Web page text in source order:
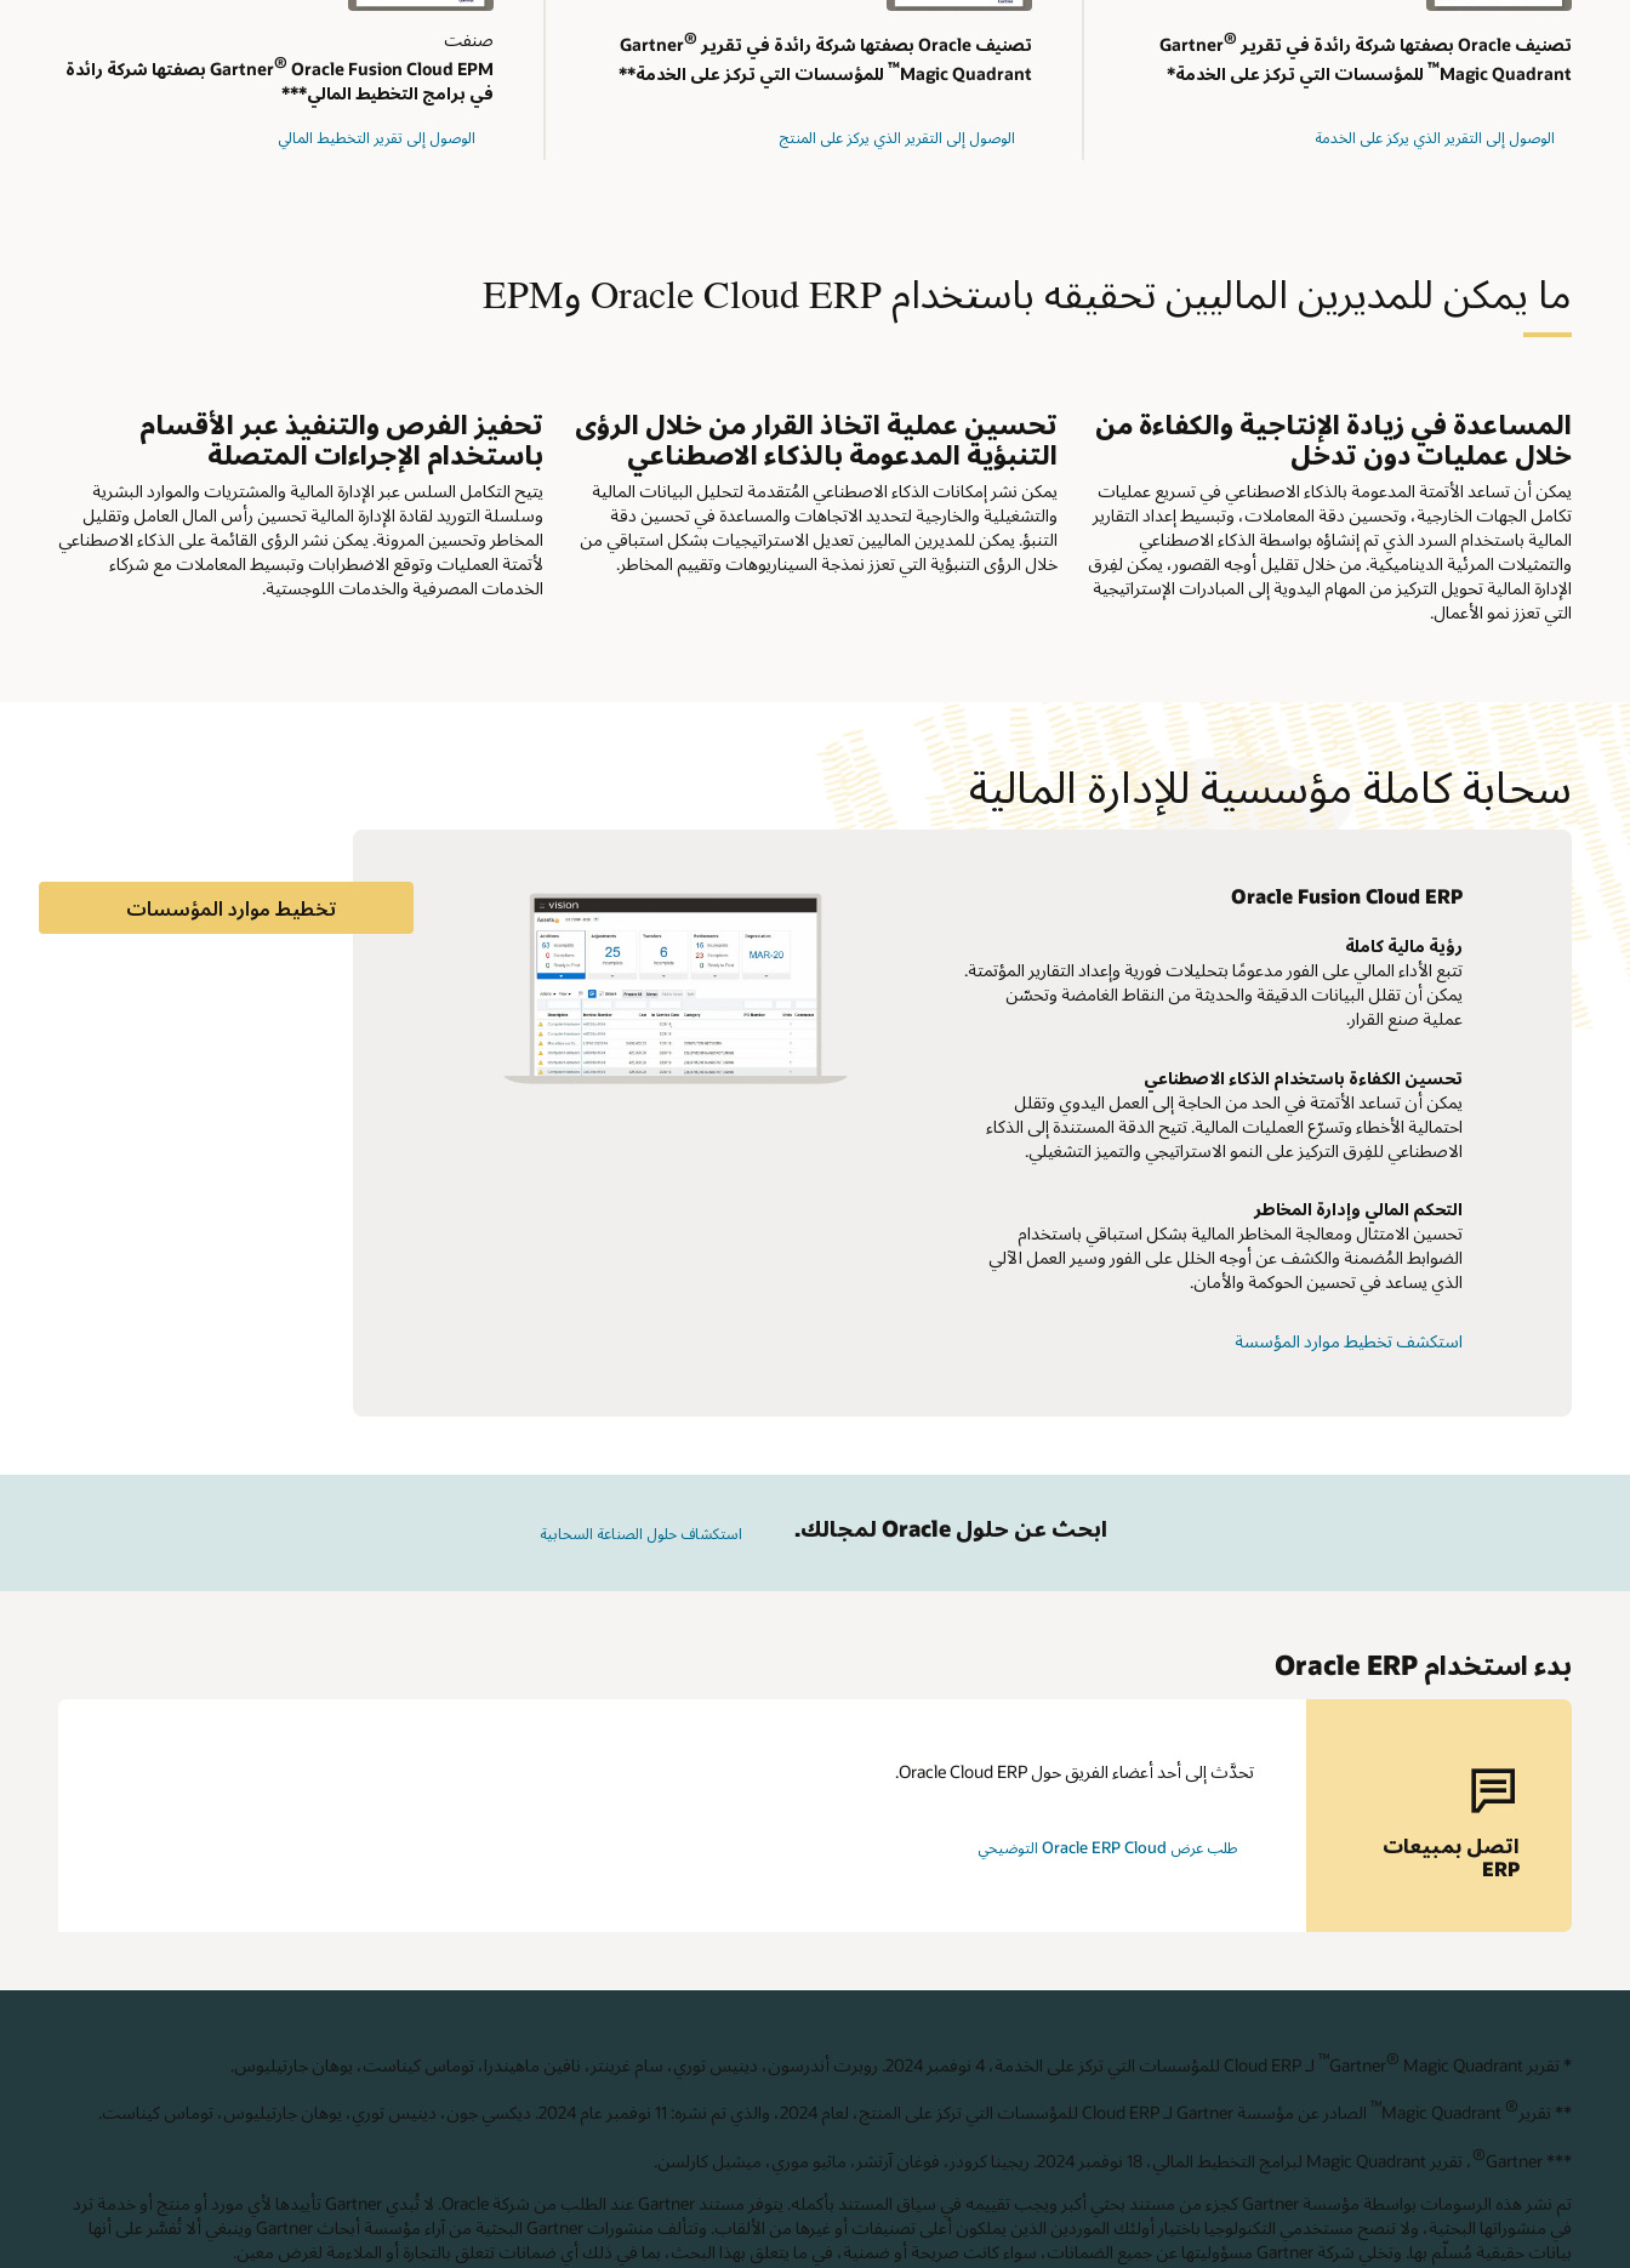
تصنيف Oracle بصفتها شركة رائدة في تقرير Gartner ®
Magic Quadrant
™ للمؤسسات التي تركز على الخدمة*
الوصول إلى التقرير الذي يركز على الخدمة
تصنيف Oracle بصفتها شركة رائدة في تقرير Gartner ®
Magic Quadrant
™ للمؤسسات التي تركز على الخدمة**
الوصول إلى التقرير الذي يركز على المنتج
صنفت
Gartner®
Oracle Fusion Cloud EPM بصفتها شركة رائدة
في برامج التخطيط المالي***
الوصول إلى تقرير التخطيط المالي
ما يمكن للمديرين الماليين تحقيقه باستخدام Oracle Cloud ERP وEPM
المساعدة في زيادة الإنتاجية والكفاءة من
خلال عمليات دون تدخل
يمكن أن تساعد الأتمتة المدعومة بالذكاء الاصطناعي في تسريع عمليات
تكامل الجهات الخارجية، وتحسين دقة المعاملات، وتبسيط إعداد التقارير
المالية باستخدام السرد الذي تم إنشاؤه بواسطة الذكاء الاصطناعي
والتمثيلات المرئية الديناميكية. من خلال تقليل أوجه القصور، يمكن لفِرق
الإدارة المالية تحويل التركيز من المهام اليدوية إلى المبادرات الإستراتيجية
التي تعزز نمو الأعمال.
تحسين عملية اتخاذ القرار من خلال الرؤى
التنبؤية المدعومة بالذكاء الاصطناعي
يمكن نشر إمكانات الذكاء الاصطناعي المُتقدمة لتحليل البيانات المالية
والتشغيلية والخارجية لتحديد الاتجاهات والمساعدة في تحسين دقة
التنبؤ. يمكن للمديرين الماليين تعديل الاستراتيجيات بشكل استباقي من
خلال الرؤى التنبؤية التي تعزز نمذجة السيناريوهات وتقييم المخاطر.
تحفيز الفرص والتنفيذ عبر الأقسام
باستخدام الإجراءات المتصلة
يتيح التكامل السلس عبر الإدارة المالية والمشتريات والموارد البشرية
وسلسلة التوريد لقادة الإدارة المالية تحسين رأس المال العامل وتقليل
المخاطر وتحسين المرونة. يمكن نشر الرؤى القائمة على الذكاء الاصطناعي
لأتمتة العمليات وتوقع الاضطرابات وتبسيط المعاملات مع شركاء
الخدمات المصرفية والخدمات اللوجستية.
سحابة كاملة مؤسسية للإدارة المالية
تخطيط موارد المؤسسات Oracle Fusion Cloud ERP
رؤية مالية كاملة
تتبع الأداء المالي على الفور مدعومًا بتحليلات فورية وإعداد التقارير المؤتمتة.
يمكن أن تقلل البيانات الدقيقة والحديثة من النقاط الغامضة وتحسّن
عملية صنع القرار.
تحسين الكفاءة باستخدام الذكاء الاصطناعي
يمكن أن تساعد الأتمتة في الحد من الحاجة إلى العمل اليدوي وتقلل
احتمالية الأخطاء وتسرّع العمليات المالية. تتيح الدقة المستندة إلى الذكاء
الاصطناعي للفِرق التركيز على النمو الاستراتيجي والتميز التشغيلي.
التحكم المالي وإدارة المخاطر
تحسين الامتثال ومعالجة المخاطر المالية بشكل استباقي باستخدام
الضوابط المُضمنة والكشف عن أوجه الخلل على الفور وسير العمل الآلي
الذي يساعد في تحسين الحوكمة والأمان.
استكشف تخطيط موارد المؤسسة
ابحث عن حلول Oracle لمجالك. استكشاف حلول الصناعة السحابية
بدء استخدام Oracle ERP
اتصل بمبيعات
ERP
تحدَّث إلى أحد أعضاء الفريق حول Oracle Cloud ERP.
طلب عرض Oracle ERP Cloud التوضيحي
* تقرير Gartner ® Magic Quadrant
™ لـ Cloud ERP للمؤسسات التي تركز على الخدمة، 4 نوفمبر 2024. روبرت أندرسون، دينيس توري، سام غرينتر، نافين ماهيندرا، توماس كيناست، يوهان جارتيليوس.
** تقرير®
™ الصادر عن مؤسسة Gartner لـ Cloud ERP للمؤسسات التي تركز على المنتج، لعام 2024، والذي تم نشره: 11 نوفمبر عام 2024. ديكسي جون، دينيس توري، يوهان جارتيليوس، توماس كيناست.
*** Gartner
®، تقرير Magic Quadrant لبرامج التخطيط المالي، 18 نوفمبر 2024. ريجينا كرودر، فوغان آرتشر، ماثيو موري، ميشيل كارلسن.
تم نشر هذه الرسومات بواسطة مؤسسة Gartner كجزء من مستند بحثي أكبر ويجب تقييمه في سياق المستند بأكمله.‬ يتوفر مستند Gartner عند الطلب من شركة Oracle. ‏‫لا تُبدي Gartner تأييدها لأي مورد أو منتج أو خدمة ترد
في منشوراتها البحثية، ولا تنصح مستخدمي التكنولوجيا باختيار أولئك الموردين الذين يملكون أعلى تصنيفات أو غيرها من الألقاب.‬ وتتألف منشورات Gartner البحثية من آراء مؤسسة أبحاث Gartner وينبغي ألا تُفسَّر على أنها
بيانات حقيقية مُسلّم بها. وتخلي شركة Gartner مسؤوليتها عن جميع الضمانات، سواء كانت صريحة أو ضمنية، في ما يتعلق بهذا البحث، بما في ذلك أي ضمانات تتعلق بالتجارة أو الملاءمة لغرض معين.